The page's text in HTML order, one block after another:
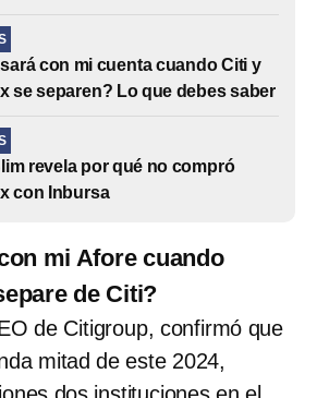
con mi cuenta cuando Citi y
se separen? Lo que debes saber
revela por qué no compró
con Inbursa
mi Afore cuando
de Citi?
de Citigroup, confirmó que
mitad de este 2024,